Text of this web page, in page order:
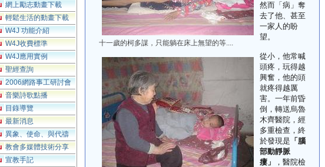
網上勵志動畫下載
輕鬆生活的動畫下載
W4J 功能介紹
W4J收費標準
W4J應用實例
聖經查詢
2006網路事工研討會
音樂詩歌點播
目錄導覽
最新消息
異象、使命、與代禱
教會多媒體技術分享
宣教手記
十一歲的柯多謀，只能躺在床上無望的等....
然而「病」奪
去了他、甚至
一家人的盼
望。
從小，他常喊
頭疼，玩得越
興奮，他的頭
就疼得越厲
害。一年前昏
倒，轉送烏魯
木齊醫院，經
多重檢查，終
於發現是 「腦
部動靜脈
瘻」
，醫院檢